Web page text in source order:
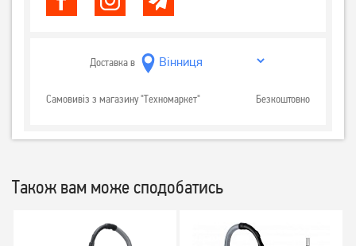
Доставка в
Самовивіз з магазину "Техномаркет" Безкоштовно
Також вам може сподобатись